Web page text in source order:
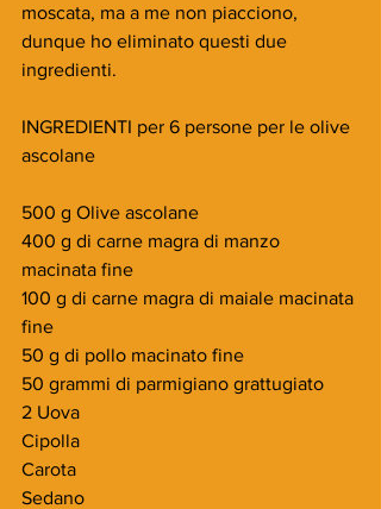
moscata, ma a me non piacciono,
dunque ho eliminato questi due
ingredienti.
INGREDIENTI per 6 persone per le olive
ascolane
500 g Olive ascolane
400 g di carne magra di manzo
macinata fine
100 g di carne magra di maiale macinata
fine
50 g di pollo macinato fine
50 grammi di parmigiano grattugiato
2 Uova
Cipolla
Carota
Sedano